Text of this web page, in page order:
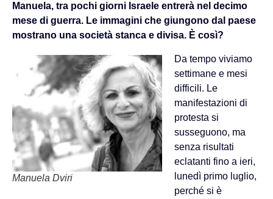
Manuela, tra pochi giorni Israele entrerà nel decimo
mese di guerra. Le immagini che giungono dal paese
mostrano una società stanca e divisa. È così?
Manuela Dviri
Da tempo viviamo
settimane e mesi
difficili. Le
manifestazioni di
protesta si
susseguono, ma
senza risultati
eclatanti fino a ieri,
lunedì primo luglio,
perché si è